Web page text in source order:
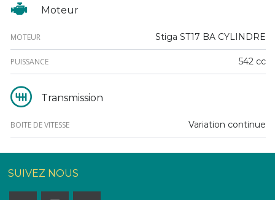
Moteur
MOTEUR Stiga ST17 BA CYLINDRE
PUISSANCE 542 cc
Transmission
BOITE DE VITESSE Variation continue
SUIVEZ NOUS